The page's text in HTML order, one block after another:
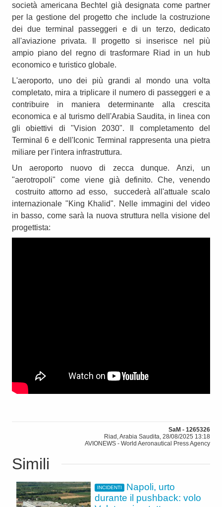
società americana Bechtel già designata come partner
per la gestione del progetto che include la costruzione
dei due terminal passeggeri e di un terzo, dedicato
all'aviazione privata. Il progetto si inserisce nel più
ampio piano del regno di trasformare Riad in un hub
economico e turistico globale.
L'aeroporto, uno dei più grandi al mondo una volta
completato, mira a triplicare il numero di passeggeri e a
contribuire in maniera determinante alla crescita
economica e al turismo dell'Arabia Saudita, in linea con
gli obiettivi di "Vision 2030". Il completamento del
Terminal 6 e dell'Iconic Terminal rappresenta una pietra
miliare per l'intera infrastruttura.
Un aeroporto nuovo di zecca dunque. Anzi, un
"aerotropoli" come viene già definito. Che, venendo
costruito attorno ad esso, succederà all'attuale scalo
internazionale "King Khalid". Nelle immagini del video
in basso, come sarà la nuova struttura nella visione del
progettista:
SaM - 1265326
Riad, Arabia Saudita, 28/08/2025 13:18
AVIONEWS - World Aeronautical Press Agency
Simili
INCIDENTI
Napoli, urto
durante il pushback: volo